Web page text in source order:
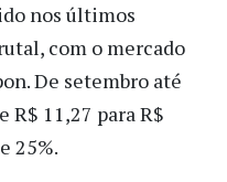
nos últimos
com o mercado
De setembro até
R$ 11,27 para R$
25%.